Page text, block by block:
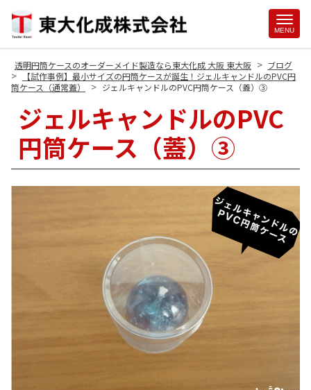
MENU
透明円筒ケースのオーダーメイド製造なら東大化成 大阪 東大阪 > ブログ
>
【試作事例】最小サイズの円筒ケースが誕生！ジェルキャンドルのPVC円
筒ケース（通常蓋）
> ジェルキャンドルのPVC円筒ケース（蓋）③
ジェルキャンドルのPVC
円筒ケース（蓋）③
Site
Footer